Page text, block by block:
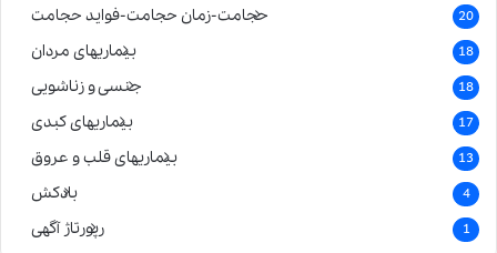
حجامت-زمان حجامت-فواید حجامت 20
بیماریهای مردان 18
جنسی و زناشویی 18
بیماریهای کبدی 17
بیماریهای قلب و عروق 13
بادکش 4
رپورتاژ آگهی 1